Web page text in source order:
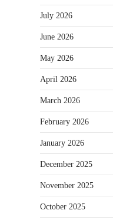
July 2026
June 2026
May 2026
April 2026
March 2026
February 2026
January 2026
December 2025
November 2025
October 2025